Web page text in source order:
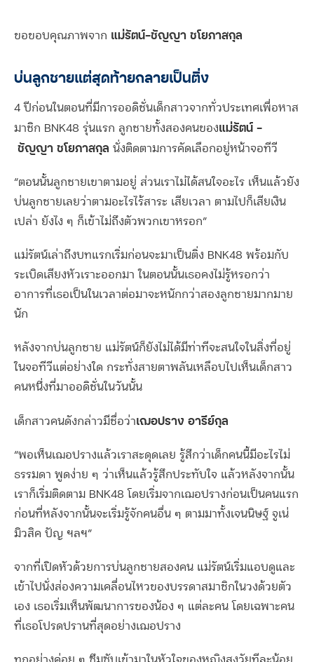
ขอขอบคุณภาพจาก แม่รัตน์–ชัญญา ชโยภาสกุล
บ่นลูกชายแต่สุดท้ายกลายเป็นติ่ง
4 ปีก่อนในตอนที่มีการออดิชั่นเด็กสาวจากทั่วประเทศเพื่อหาส
มาชิก BNK48 รุ่นแรก ลูกชายทั้งสองคนของแม่รัตน์ –
ชัญญา ชโยภาสกุล นั่งติดตามการคัดเลือกอยู่หน้าจอทีวี
“ตอนนั้นลูกชายเขาตามอยู่ ส่วนเราไม่ได้สนใจอะไร เห็นแล้วยัง
บ่นลูกชายเลยว่าตามอะไรไร้สาระ เสียเวลา ตามไปก็เสียเงิน
เปล่า ยังไง ๆ ก็เข้าไม่ถึงตัวพวกเขาหรอก”
แม่รัตน์เล่าถึงบทแรกเริ่มก่อนจะมาเป็นติ่ง BNK48 พร้อมกับ
ระเบิดเสียงหัวเราะออกมา ในตอนนั้นเธอคงไม่รู้หรอกว่า
อาการที่เธอเป็นในเวลาต่อมาจะหนักกว่าสองลูกชายมากมาย
นัก
หลังจากบ่นลูกชาย แม่รัตน์ก็ยังไม่ได้มีท่าทีจะสนใจในสิ่งที่อยู่
ในจอทีวีแต่อย่างใด กระทั่งสายตาพลันเหลือบไปเห็นเด็กสาว
คนหนึ่งที่มาออดิชั่นในวันนั้น
เด็กสาวคนดังกล่าวมีชื่อว่าเฌอปราง อารีย์กุล
“พอเห็นเฌอปรางแล้วเราสะดุดเลย รู้สึกว่าเด็กคนนี้มีอะไรไม่
ธรรมดา พูดง่าย ๆ ว่าเห็นแล้วรู้สึกประทับใจ แล้วหลังจากนั้น
เราก็เริ่มติดตาม BNK48 โดยเริ่มจากเฌอปรางก่อนเป็นคนแรก
ก่อนที่หลังจากนั้นจะเริ่มรู้จักคนอื่น ๆ ตามมาทั้งเจนนิษฐ์ จูเน่
มิวสิค ปัญ ฯลฯ”
จากที่เปิดหัวด้วยการบ่นลูกชายสองคน แม่รัตน์เริ่มแอบดูและ
เข้าไปนั่งส่องความเคลื่อนไหวของบรรดาสมาชิกในวงด้วยตัว
เอง เธอเริ่มเห็นพัฒนาการของน้อง ๆ แต่ละคน โดยเฉพาะคน
ที่เธอโปรดปรานที่สุดอย่างเฌอปราง
ทุกอย่างค่อย ๆ ซึมซับเข้ามาในหัวใจของหญิงสูงวัยทีละน้อย